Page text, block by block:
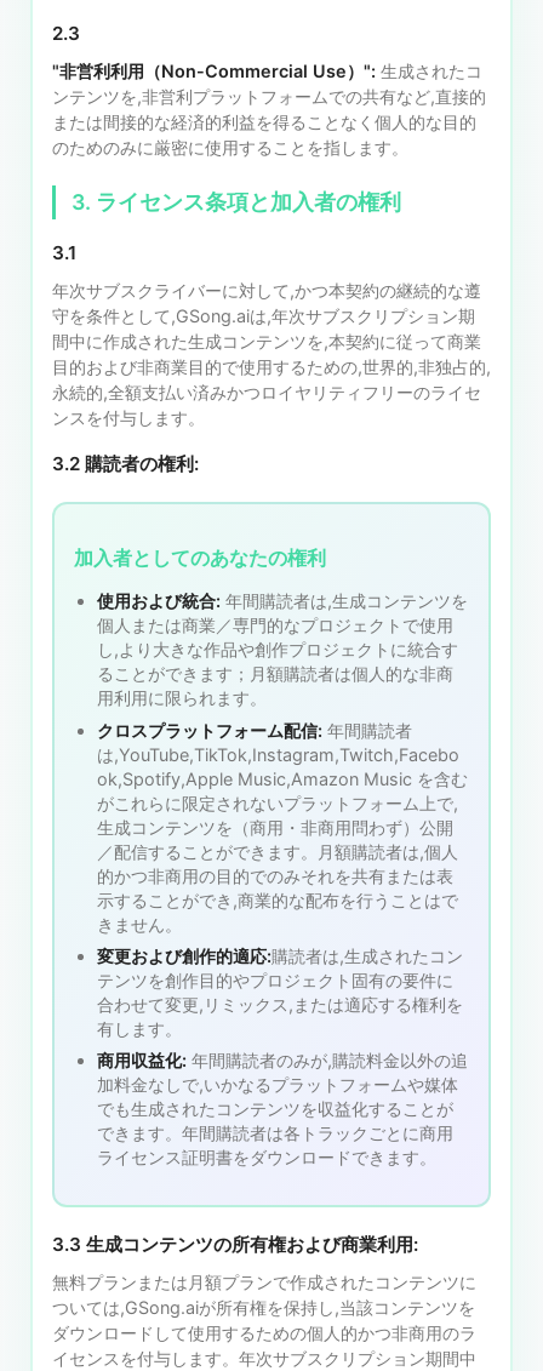
2.3
"非営利利用（Non-Commercial Use）": 生成されたコ
ンテンツを,非営利プラットフォームでの共有など,直接的
または間接的な経済的利益を得ることなく個人的な目的
のためのみに厳密に使用することを指します。
3. ライセンス条項と加入者の権利
3.1
年次サブスクライバーに対して,かつ本契約の継続的な遵
守を条件として,GSong.aiは,年次サブスクリプション期
間中に作成された生成コンテンツを,本契約に従って商業
目的および非商業目的で使用するための,世界的,非独占的,
永続的,全額支払い済みかつロイヤリティフリーのライセ
ンスを付与します。
3.2 購読者の権利:
加入者としてのあなたの権利
使用および統合: 年間購読者は,生成コンテンツを
個人または商業／専門的なプロジェクトで使用
し,より大きな作品や創作プロジェクトに統合す
ることができます；月額購読者は個人的な非商
用利用に限られます。
クロスプラットフォーム配信: 年間購読者
は,YouTube,TikTok,Instagram,Twitch,Facebo
ok,Spotify,Apple Music,Amazon Music を含む
がこれらに限定されないプラットフォーム上で,
生成コンテンツを（商用・非商用問わず）公開
／配信することができます。月額購読者は,個人
的かつ非商用の目的でのみそれを共有または表
示することができ,商業的な配布を行うことはで
きません。
変更および創作的適応:購読者は,生成されたコン
テンツを創作目的やプロジェクト固有の要件に
合わせて変更,リミックス,または適応する権利を
有します。
商用収益化: 年間購読者のみが,購読料金以外の追
加料金なしで,いかなるプラットフォームや媒体
でも生成されたコンテンツを収益化することが
できます。年間購読者は各トラックごとに商用
ライセンス証明書をダウンロードできます。
3.3 生成コンテンツの所有権および商業利用:
無料プランまたは月額プランで作成されたコンテンツに
ついては,GSong.aiが所有権を保持し,当該コンテンツを
ダウンロードして使用するための個人的かつ非商用のラ
イセンスを付与します。年次サブスクリプション期間中